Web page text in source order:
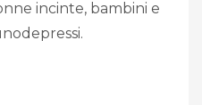
incinte, bambini e